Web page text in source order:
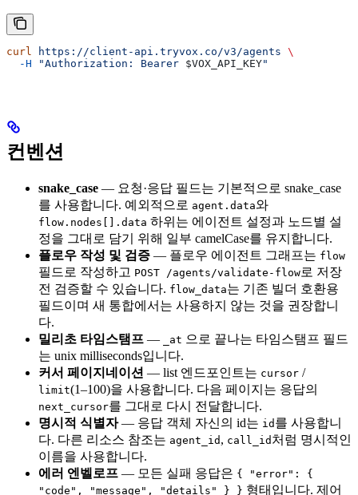
curl https://client-api.tryvox.co/v3/agents \
  -H
"Authorization: Bearer $VOX_API_KEY"
컨벤션
snake_case — 요청·응답 필드는 기본적으로 snake_case
를 사용합니다. 예외적으로 agent.data와
flow.nodes[].data 하위는 에이전트 설정과 노드별 설
정을 그대로 담기 위해 일부 camelCase를 유지합니다.
플로우 작성 및 검증 — 플로우 에이전트 그래프는 flow
필드로 작성하고 POST /agents/validate-flow로 저장
전 검증할 수 있습니다. flow_data는 기존 빌더 호환용
필드이며 새 통합에서는 사용하지 않는 것을 권장합니
다.
밀리초 타임스탬프 — _at 으로 끝나는 타임스탬프 필드
는 unix milliseconds입니다.
커서 페이지네이션 — list 엔드포인트는 cursor /
limit(1–100)을 사용합니다. 다음 페이지는 응답의
next_cursor를 그대로 다시 전달합니다.
명시적 식별자— 응답 객체 자신의 id는 id 를 사용합니
다. 다른 리소스 참조는 agent_id , call_id 처럼 명시적인
이름을 사용합니다.
에러 엔벨로프 — 모든 실패 응답은 { "error": {
"code", "message", "details" } } 형태입니다. 제어